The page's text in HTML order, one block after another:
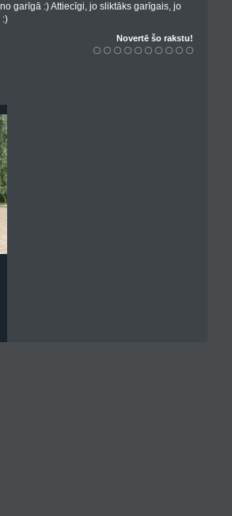
garīgā :) Attiecīgi, jo sliktāks garīgais, jo
:)
Novertē šo rakstu!